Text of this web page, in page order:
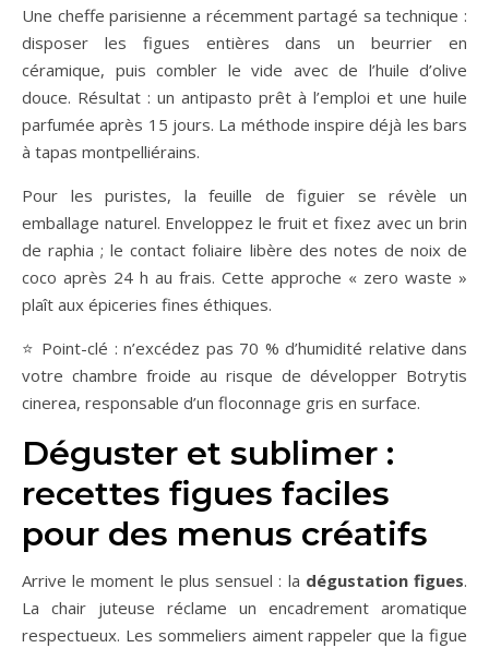
Une cheffe parisienne a récemment partagé sa technique :
disposer les figues entières dans un beurrier en
céramique, puis combler le vide avec de l’huile d’olive
douce. Résultat : un antipasto prêt à l’emploi et une huile
parfumée après 15 jours. La méthode inspire déjà les bars
à tapas montpelliérains.
Pour les puristes, la feuille de figuier se révèle un
emballage naturel. Enveloppez le fruit et fixez avec un brin
de raphia ; le contact foliaire libère des notes de noix de
coco après 24 h au frais. Cette approche « zero waste »
plaît aux épiceries fines éthiques.
⭐ Point-clé : n’excédez pas 70 % d’humidité relative dans
votre chambre froide au risque de développer Botrytis
cinerea, responsable d’un floconnage gris en surface.
Déguster et sublimer :
recettes figues faciles
pour des menus créatifs
Arrive le moment le plus sensuel : la dégustation figues.
La chair juteuse réclame un encadrement aromatique
respectueux. Les sommeliers aiment rappeler que la figue